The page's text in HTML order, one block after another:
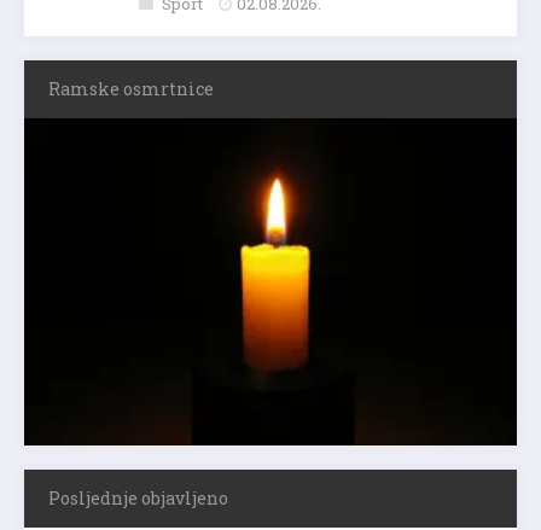
Ramske osmrtnice
Posljednje objavljeno